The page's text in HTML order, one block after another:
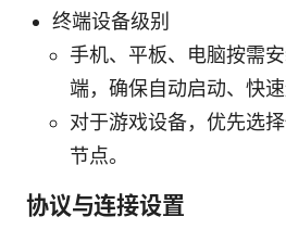
终端设备级别
手机、平板、电脑按需
端，确保自动启动、快速
对于游戏设备，优先选
节点。
协议与连接设置